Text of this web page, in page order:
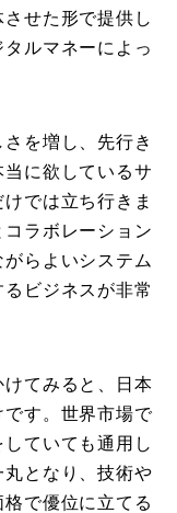
せた形で提供し
ルマネーによっ
を増し、先行き
に欲しているサ
では立ち行きま
ラボレーション
らよいシステム
ビジネスが非常
てみると、日本
す。世界市場で
ていても通用し
となり、技術や
で優位に立てる